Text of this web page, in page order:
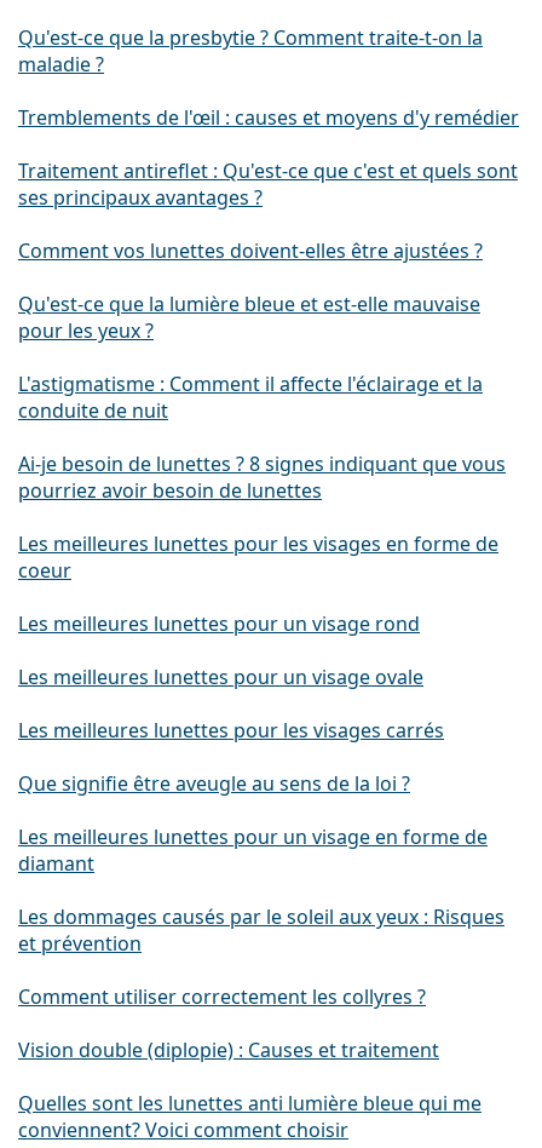
Qu'est-ce que la presbytie ? Comment traite-t-on la
maladie ?
Tremblements de l'œil : causes et moyens d'y remédier
Traitement antireflet : Qu'est-ce que c'est et quels sont
ses principaux avantages ?
Comment vos lunettes doivent-elles être ajustées ?
Qu'est-ce que la lumière bleue et est-elle mauvaise
pour les yeux ?
L'astigmatisme : Comment il affecte l'éclairage et la
conduite de nuit
Ai-je besoin de lunettes ? 8 signes indiquant que vous
pourriez avoir besoin de lunettes
Les meilleures lunettes pour les visages en forme de
coeur
Les meilleures lunettes pour un visage rond
Les meilleures lunettes pour un visage ovale
Les meilleures lunettes pour les visages carrés
Que signifie être aveugle au sens de la loi ?
Les meilleures lunettes pour un visage en forme de
diamant
Les dommages causés par le soleil aux yeux : Risques
et prévention
Comment utiliser correctement les collyres ?
Vision double (diplopie) : Causes et traitement
Quelles sont les lunettes anti lumière bleue qui me
conviennent? Voici comment choisir